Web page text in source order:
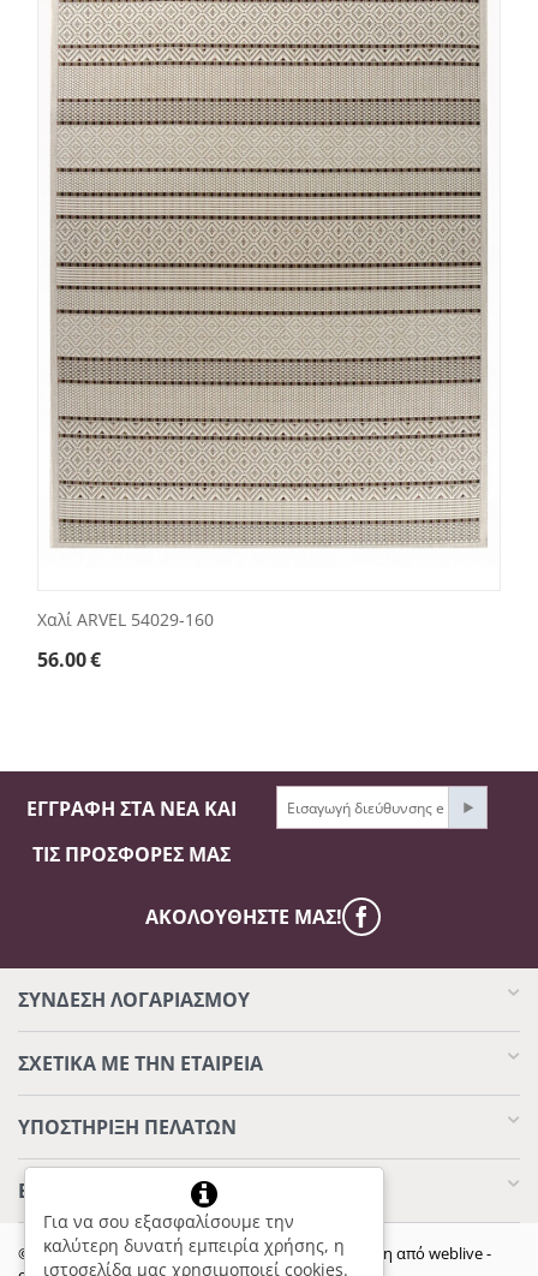
Χαλί ARVEL 54029-160
56.00€
ΕΓΓΡΑΦΉ ΣΤΑ ΝΈΑ ΚΑΙ
ΤΙΣ ΠΡΟΣΦΟΡΈΣ ΜΑΣ
ΑΚΟΛΟΥΘΉΣΤΕ ΜΑΣ!
ΣΥΝΔΕΣΗ ΛΟΓΑΡΙΑΣΜΟΥ​
ΣΧΕΤΙΚΆ ΜΕ ΤΗΝ ΕΤΑΙΡΕΊΑ
ΥΠΟΣΤΉΡΙΞΗ ΠΕΛΑΤΏΝ
ΕΠΙΚΟΙΝΩΝΊΑ
© 2020 - 2026 Eurocarpet - Mazemenos. Υποστήριξη από weblive -
Για να σου εξασφαλίσουμε την
καλύτερη δυνατή εμπειρία χρήσης, η
ιστοσελίδα μας χρησιμοποιεί cookies.